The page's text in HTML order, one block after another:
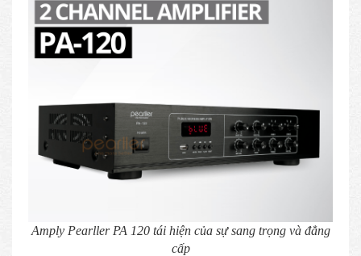
Amply Pearller PA 120 tái hiện của sự sang trọng và đẳng
cấp